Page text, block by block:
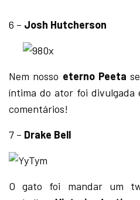
6 – Josh Hutcherson
Nem nosso eterno Peeta
íntima do ator foi divulgada
comentários!
7 – Drake Bell
O gato foi mandar um